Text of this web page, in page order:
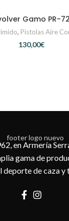
Gamo PR-
, Pistolas Aire
€
en Armería
gama de
deporte de caza y